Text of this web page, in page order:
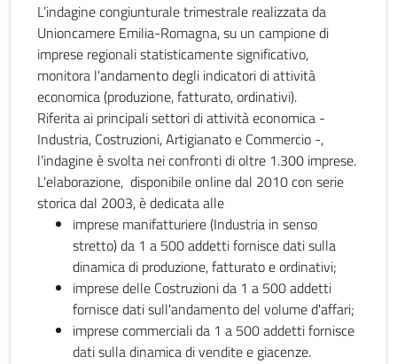
L’indagine congiunturale trimestrale realizzata da
Unioncamere Emilia-Romagna, su un campione di
imprese regionali statisticamente significativo,
monitora l'andamento degli indicatori di attività
economica (produzione, fatturato, ordinativi).
Riferita ai principali settori di attività economica -
Industria, Costruzioni, Artigianato e Commercio -,
l’indagine è svolta nei confronti di oltre 1.300 imprese.
L'elaborazione, disponibile online dal 2010 con serie
storica dal 2003, è dedicata alle
imprese manifatturiere (Industria in senso
stretto) da 1 a 500 addetti fornisce dati sulla
dinamica di produzione, fatturato e ordinativi;
imprese delle Costruzioni da 1 a 500 addetti
fornisce dati sull'andamento del volume d'affari;
imprese commerciali da 1 a 500 addetti fornisce
dati sulla dinamica di vendite e giacenze.